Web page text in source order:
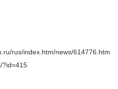
rus/index.htm/news/614776.htm
?id=415